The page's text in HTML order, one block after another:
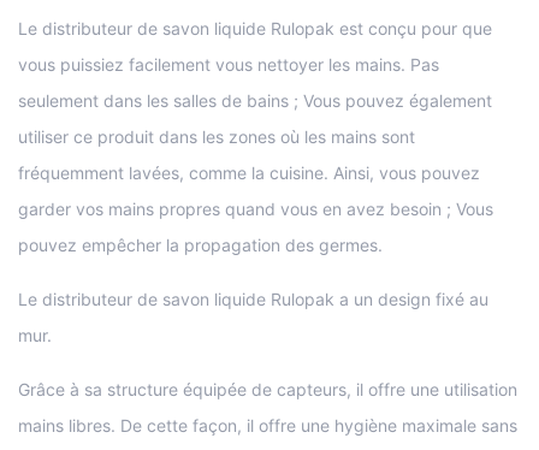
Le distributeur de savon liquide Rulopak est conçu pour que
vous puissiez facilement vous nettoyer les mains. Pas
seulement dans les salles de bains ; Vous pouvez également
utiliser ce produit dans les zones où les mains sont
fréquemment lavées, comme la cuisine. Ainsi, vous pouvez
garder vos mains propres quand vous en avez besoin ; Vous
pouvez empêcher la propagation des germes.
Le distributeur de savon liquide Rulopak a un design fixé au
mur.
Grâce à sa structure équipée de capteurs, il offre une utilisation
mains libres. De cette façon, il offre une hygiène maximale sans